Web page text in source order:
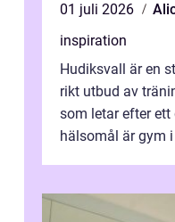
01 juli 2026
inspiration
Hudiksvall är en
rikt utbud av
som letar efter
hälsomål är gym